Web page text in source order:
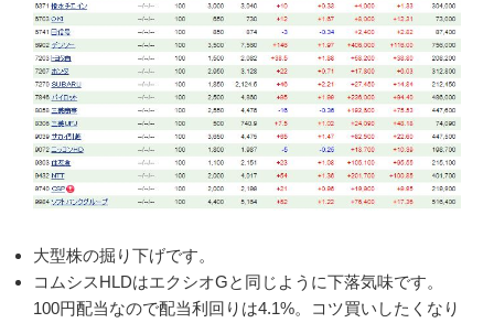
大型株の掘り下げです。
コムシスHLDはエクシオGと同じように下落気味です。
100円配当なので配当利回りは4.1%。コツ買いしたくなり